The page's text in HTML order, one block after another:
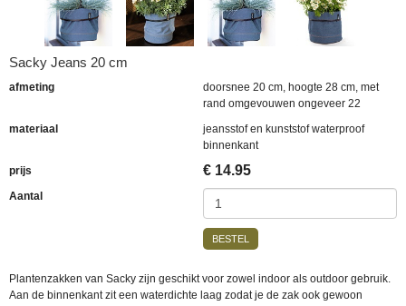
Sacky Jeans 20 cm
afmeting
doorsnee 20 cm, hoogte 28 cm, met
rand omgevouwen ongeveer 22
materiaal
jeansstof en kunststof waterproof
binnenkant
prijs
€ 14.95
Aantal
BESTEL
Plantenzakken van Sacky zijn geschikt voor zowel indoor als outdoor gebruik.
Aan de binnenkant zit een waterdichte laag zodat je de zak ook gewoon